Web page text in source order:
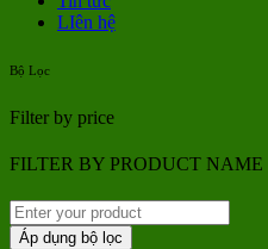
LIên hệ
Bộ Lọc
Filter by price
FILTER BY PRODUCT NAME
Áp dụng bộ lọc